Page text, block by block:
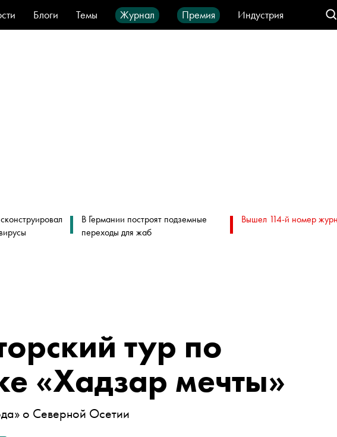
Блоги Темы Журнал Премия
Индустрия
Стиль
Видео Город IT-продукты
В Германии построят подземные
переходы для жаб
Вышел 114-й номер
тур по
«Хадзар мечты»
о Северной Осетии